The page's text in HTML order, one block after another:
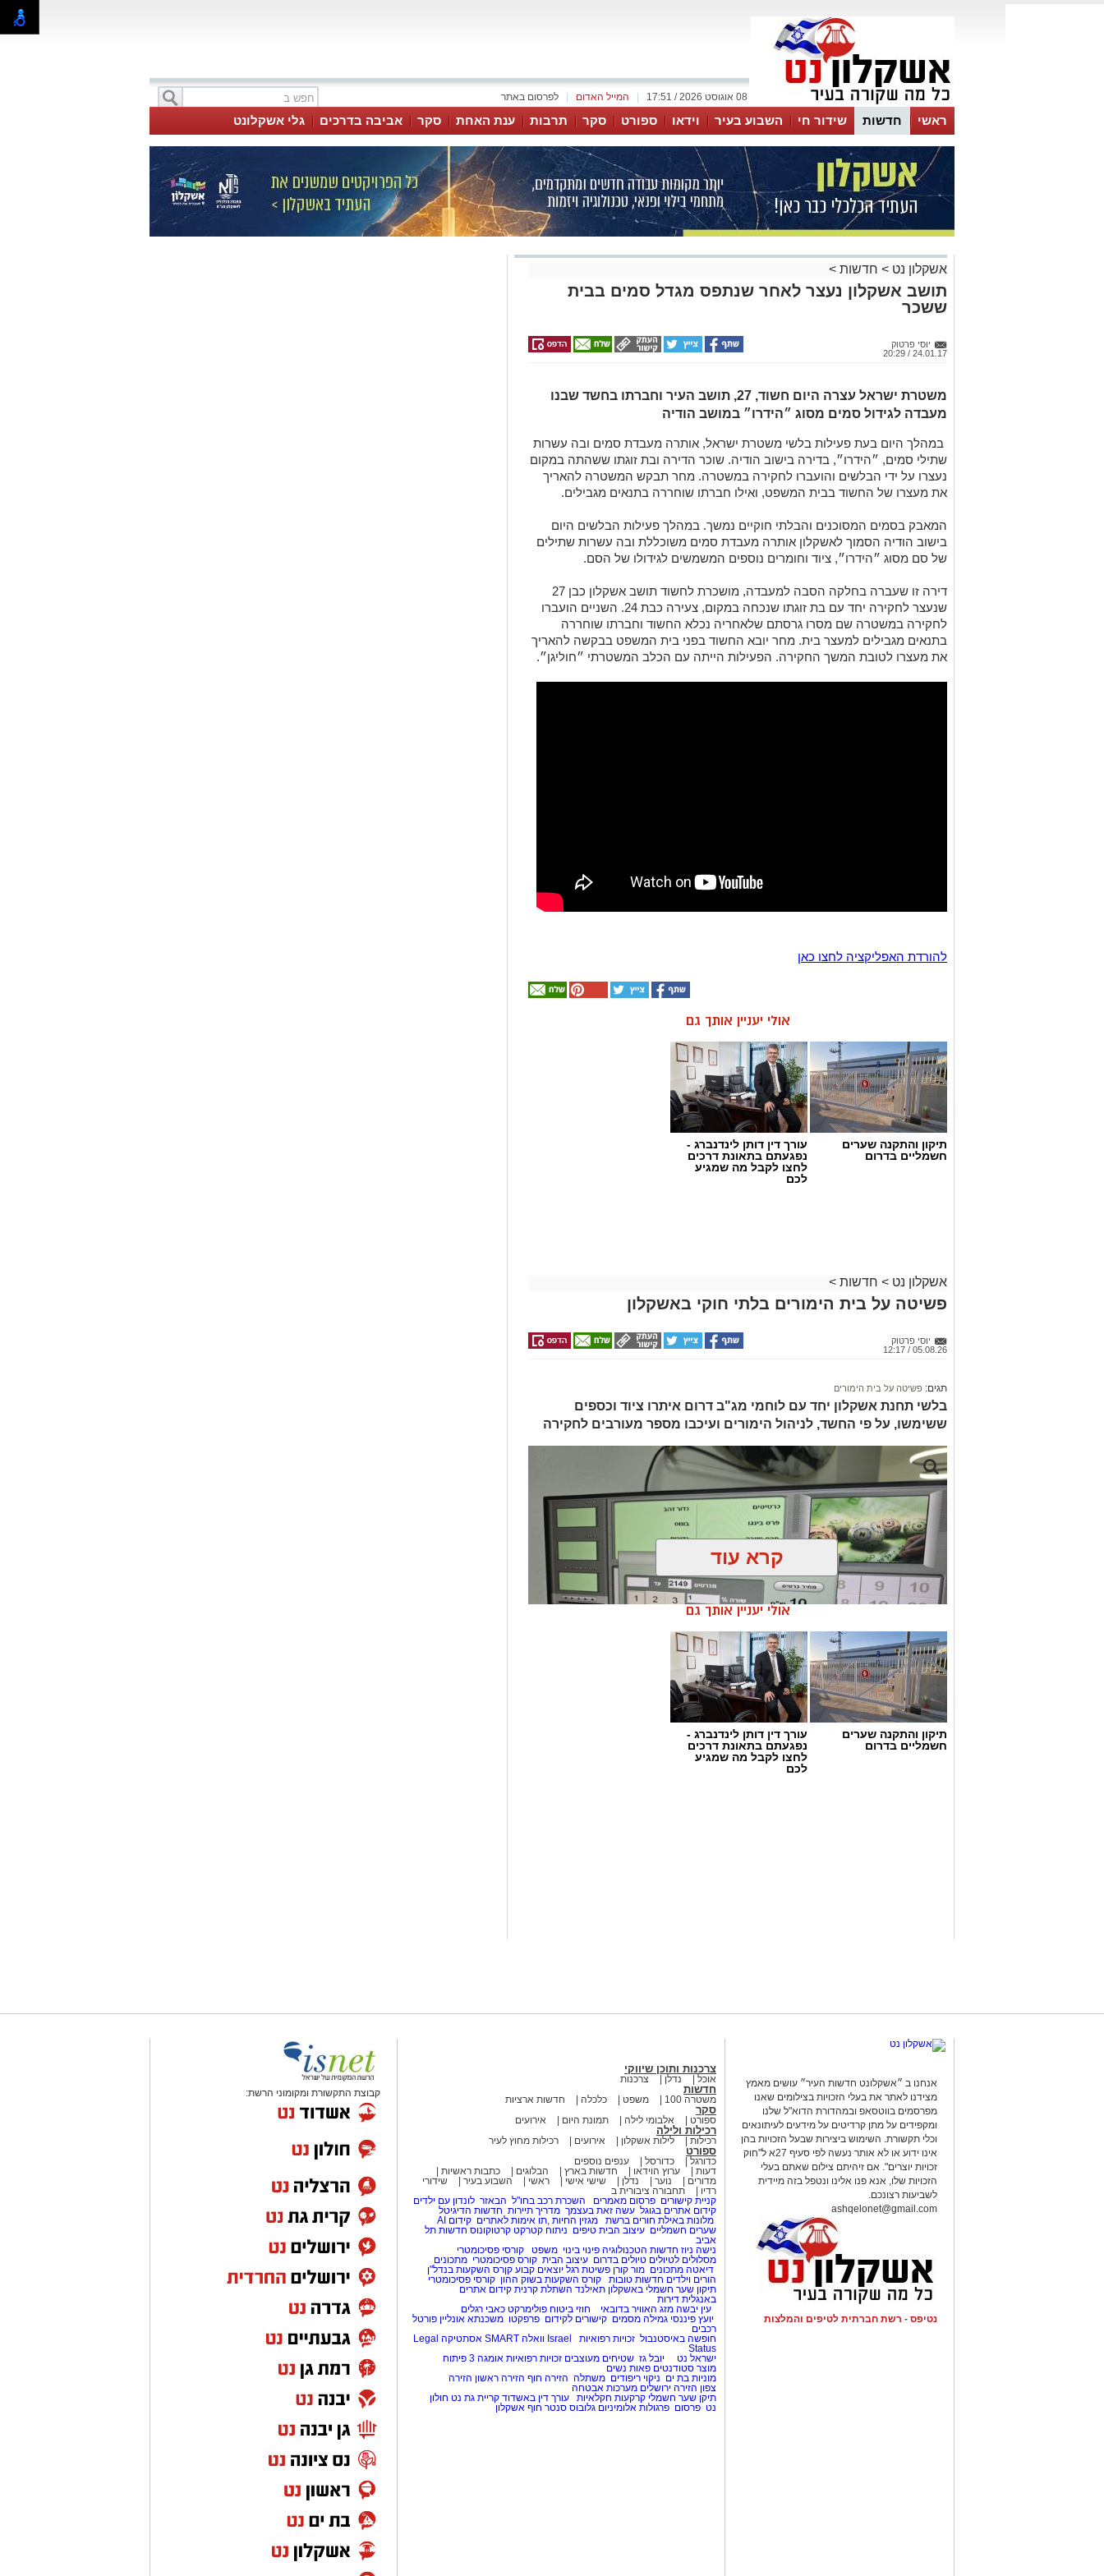
לפרסום באתר המייל האדום 08 אוגוסט 2026 / 17:51
ראשי חדשות שידור חי השבוע בעיר וידאו ספורט סקר תרבות ענת האחת סקר אביבה בדרכים גלי אשקלונט
אשקלון נט > חדשות >
תושב אשקלון נעצר לאחר שנתפס מגדל סמים בבית
ששכר
יוסי פרטוק
24.01.17 / 20:29
משטרת ישראל עצרה היום חשוד, 27, תושב העיר וחברתו בחשד שבנו
מעבדה לגידול סמים מסוג ״הידרו״ במושב הודיה
במהלך היום בעת פעילות בלשי משטרת ישראל, אותרה מעבדת סמים ובה עשרות
שתילי סמים, ״הידרו״, בדירה בישוב הודיה. שוכר הדירה ובת זוגתו ששהתה במקום
נעצרו על ידי הבלשים והועברו לחקירה במשטרה. מחר תבקש המשטרה להאריך
את מעצרו של החשוד בבית המשפט, ואילו חברתו שוחררה בתנאים מגבילים.
המאבק בסמים המסוכנים והבלתי חוקיים נמשך. במהלך פעילות הבלשים היום
בישוב הודיה הסמוך לאשקלון אותרה מעבדת סמים משוכללת ובה עשרות שתילים
של סם מסוג ״הידרו״, ציוד וחומרים נוספים המשמשים לגידולו של הסם.
דירה זו שעברה בחלקה הסבה למעבדה, מושכרת לחשוד תושב אשקלון כבן 27
שנעצר לחקירה יחד עם בת זוגתו שנכחה במקום, צעירה כבת 24. השניים הועברו
לחקירה במשטרה שם מסרו גרסתם שלאחריה נכלא החשוד וחברתו שוחררה
בתנאים מגבילים למעצר בית. מחר יובא החשוד בפני בית המשפט בבקשה להאריך
את מעצרו לטובת המשך החקירה. הפעילות הייתה עם הכלב המשטרתי ״חוליגן״.
להורדת האפליקציה לחצו כאן
אולי יעניין אותך גם
תיקון והתקנה שערים
חשמליים בדרום
עורך דין דותן לינדנברג -
נפגעתם בתאונת דרכים
לחצו לקבל מה שמגיע
לכם
אשקלון נט > חדשות >
פשיטה על בית הימורים בלתי חוקי באשקלון
יוסי פרטוק
05.08.26 / 12:17
תגים: פשיטה על בית הימורים
בלשי תחנת אשקלון יחד עם לוחמי מג"ב דרום איתרו ציוד וכספים
ששימשו, על פי החשד, לניהול הימורים ועיכבו מספר מעורבים לחקירה
המשטרה.
החקירה נמשכת.
סגן מפקד תחנת אשקלון, רפ"ק דורון ששון, מסר: "תחנת אשקלון פועלת באופן נחוש
ועקבי נגד תופעת ההימורים הבלתי חוקיים, המהווה כר פורה לפעילות עבריינית
ופוגעת בסדר הציבורי. נמשיך לבצע פעילות יזומה וממוקדת, לאתר מוקדים
הפועלים בניגוד לחוק ולפעול נגד המעורבים בהם, במטרה לשמור על ביטחון
הציבור ואיכות חייו".
מצ"ב תמונות.
קרדיט: דוברות המשטרה.
להורדת האפליקציה לחצו כאן
קרא עוד
אולי יעניין אותך גם
תיקון והתקנה שערים
חשמליים בדרום
עורך דין דותן לינדנברג -
נפגעתם בתאונת דרכים
לחצו לקבל מה שמגיע
לכם
אנחנו ב ״אשקלונט חדשות העיר״ עושים מאמץ
מצידנו לאתר את בעלי הזכויות בצילומים שאנו
מפרסמים בווטסאפ ובמהדורת הדוא"ל שלנו
ומקפידים על מתן קרדיטים על מידעים לעיתונאים
וכלי תקשורת. השימוש ביצירות שבעל הזכויות בהן
אינו ידוע או לא אותר נעשה לפי סעיף 27א ל"חוק
זכויות יוצרים". אם זיהיתם צילום שאתם בעלי
הזכויות שלו, אנא פנו אלינו ונטפל בזה מיידית
לשביעות רצונכם.
ashqelonet@gmail.com
נטיפס - רשת חברתית לטיפים והמלצות
צרכנות ותוכן שיווקי
אוכל נדלן צרכנות
חדשות
משטרה 100 משפט כלכלה חדשות ארציות
סקר
ספורט אלבומי לילה תמונת היום אירועים
רכילות ולילה
רכילות לילות אשקלון אירועים רכילות מחוץ לעיר
ספורט
כדורגל כדורסל
ענפים נוספים
דעות
ערוץ הוידאו חדשות בארץ הבלוגים
כתבות ראשיות
מדורים
נוער נדלן שישי אישי ראשי השבוע בעיר
שידורי
רדיו
תחבורה ציבורית ב
קניית קישורים פרסום מאמרים השכרת רכב בחו"ל הבאזר לונדון עם ילדים
קידום אתרים בגוגל עשה זאת בעצמך מדריך תיירות חדשות הדיגיטל
מלונות באילת חורים ברשת מגזין החיות ,תו אימות לאתרים קידום AI
שערים חשמליים עיצוב הבית טיפים ניתוח קטרקט קרטוקונוס חדשות תל
אביב
נישה ניוז חדשות הטכנולוגיה פינוי בינוי משפט
קורסי פסיכומטרי
מסלולים לטיולים טיולים בדרום עיצוב הבית קורס פסיכומטרי מתכונים
דיאטה מתכונים מור קורן פשיטת רגל יוצאים קבוע קןרס השקעות בנדל"ן
הורים וילדים חדשות טובות קורס השקעות בשוק ההון קורסי פסיכומטרי
תיקון שער חשמלי באשקלון תאילנד השתלת קרנית קידום אתרים
באנגלית דירות
עין יבשה מזג האוויר בדובאי חוזי ביטוח פולימרקט כאבי רגלים
יועץ פיננסי גמילה מסמים קישורים לקידום פרפקטו משכנתא אונליין פורטל
רכבים
חופשה באיסטנבול זכויות רפואיות Israel וואלה SMART אסתטיקה Legal
Status
ישראל נט
יובל גז שטיחים מעוצבים זכויות רפואיות אומגה 3
פיתוח
מוצר סטודנטים פאות נשים
מוניות בת ים ניקוי ריפודים משתלה הזירה חוף הזירה ראשון הזירה
צפון הזירה ירושלים מערכות אבטחה
תיקן שער חשמלי קרקעות חקלאיות עורך דין באשדוד קריית גת נט חולון
נט פרסום פרגולות אלומיניום גלובוס סנטר חוף אשקלון
קבוצת התקשורת ומקומוני הרשת: